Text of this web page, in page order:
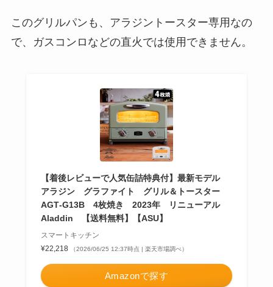
このグリルパンも、アラジントースター専用なの
で、ガスコンロなどの直火では使用できません。
【着後レビューで人気缶詰特典付】最新モデル
アラジン グラファイト グリル＆トースター
AGT‐G13B 4枚焼き 2023年 リニューアル
Aladdin 【送料無料】【ASU】
スマートキッチン
¥22,218
（2026/06/25 12:37時点 | 楽天市場調べ）
Amazonで探す